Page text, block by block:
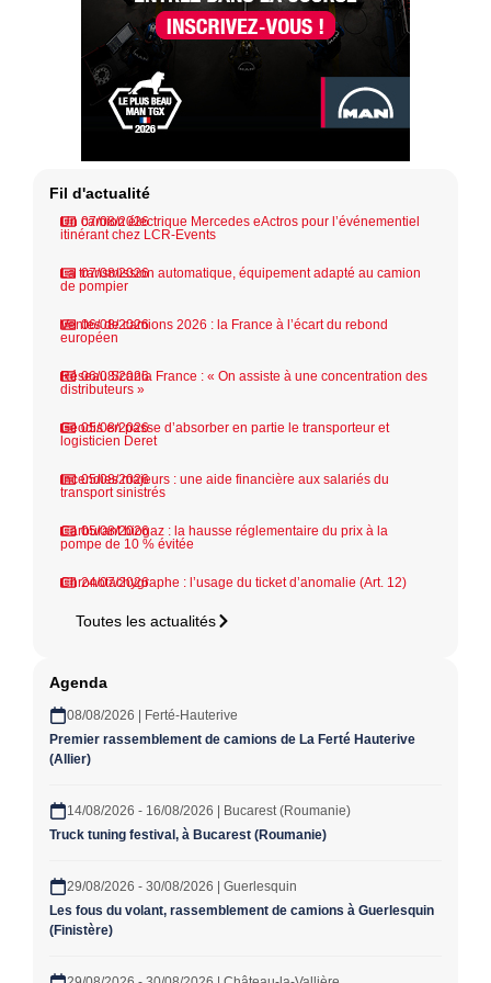
Fil d'actualité
07/08/2026
Un camion électrique Mercedes eActros pour l’événementiel
itinérant chez LCR-Events
07/08/2026
La transmission automatique, équipement adapté au camion
de pompier
06/08/2026
Ventes de camions 2026 : la France à l’écart du rebond
européen
06/08/2026
Réseau Scania France : « On assiste à une concentration des
distributeurs »
05/08/2026
Geodis en passe d’absorber en partie le transporteur et
logisticien Deret
05/08/2026
Incendies majeurs : une aide financière aux salariés du
transport sinistrés
05/08/2026
Carburant biogaz : la hausse réglementaire du prix à la
pompe de 10 % évitée
24/07/2026
Chronotachygraphe : l’usage du ticket d’anomalie (Art. 12)
Toutes les actualités
Agenda
08/08/2026 | Ferté-Hauterive
Premier rassemblement de camions de La Ferté Hauterive
(Allier)
14/08/2026 - 16/08/2026 | Bucarest (Roumanie)
Truck tuning festival, à Bucarest (Roumanie)
29/08/2026 - 30/08/2026 | Guerlesquin
Les fous du volant, rassemblement de camions à Guerlesquin
(Finistère)